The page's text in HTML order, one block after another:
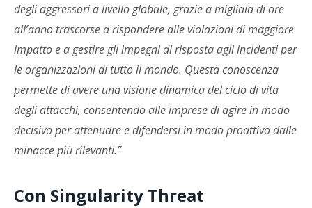
degli aggressori a livello globale, grazie a migliaia di ore
all’anno trascorse a rispondere alle violazioni di maggiore
impatto e a gestire gli impegni di risposta agli incidenti per
le organizzazioni di tutto il mondo. Questa conoscenza
permette di avere una visione dinamica del ciclo di vita
degli attacchi, consentendo alle imprese di agire in modo
decisivo per attenuare e difendersi in modo proattivo dalle
minacce più rilevanti.”
Con Singularity Threat